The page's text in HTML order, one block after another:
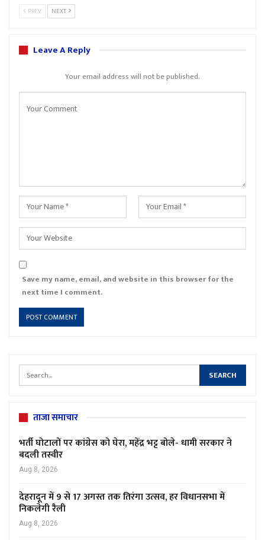
PREV NEXT
Leave A Reply
Your email address will not be published.
Save my name, email, and website in this browser for the
next time I comment.
ताजा समाचार
भर्ती घोटालों पर कांग्रेस को घेरा, महेंद्र भट्ट बोले- धामी सरकार ने
बदली तस्वीर
Aug 8, 2026
देहरादून में 9 से 17 अगस्त तक तिरंगा उत्सव, हर विधानसभा में
निकलेगी रैली
Aug 8, 2026